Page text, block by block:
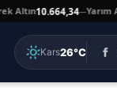
Altın10.664,34—Yarım
Kars26°C